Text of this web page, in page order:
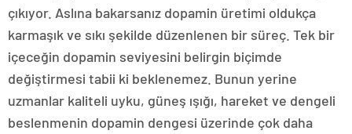
çıkıyor. Aslına bakarsanız dopamin üretimi oldukça
karmaşık ve sıkı şekilde düzenlenen bir süreç. Tek bir
içeceğin dopamin seviyesini belirgin biçimde
değiştirmesi tabii ki beklenemez. Bunun yerine
uzmanlar kaliteli uyku, güneş ışığı, hareket ve dengeli
beslenmenin dopamin dengesi üzerinde çok daha